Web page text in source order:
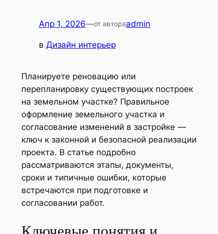
Апр 1, 2026—от автораadmin
в Дизайн интерьер
Планируете реновацию или
перепланировку существующих построек
на земельном участке? Правильное
оформление земельного участка и
согласование изменений в застройке —
ключ к законной и безопасной реализации
проекта. В статье подробно
рассматриваются этапы, документы,
сроки и типичные ошибки, которые
встречаются при подготовке и
согласовании работ.